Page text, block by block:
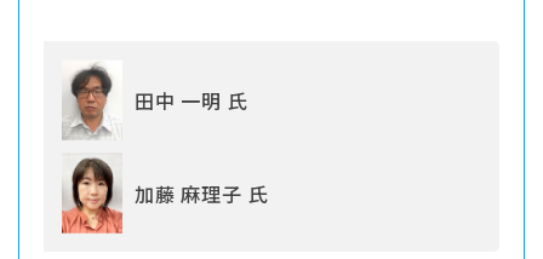
田中 一明 氏
加藤 麻理子 氏